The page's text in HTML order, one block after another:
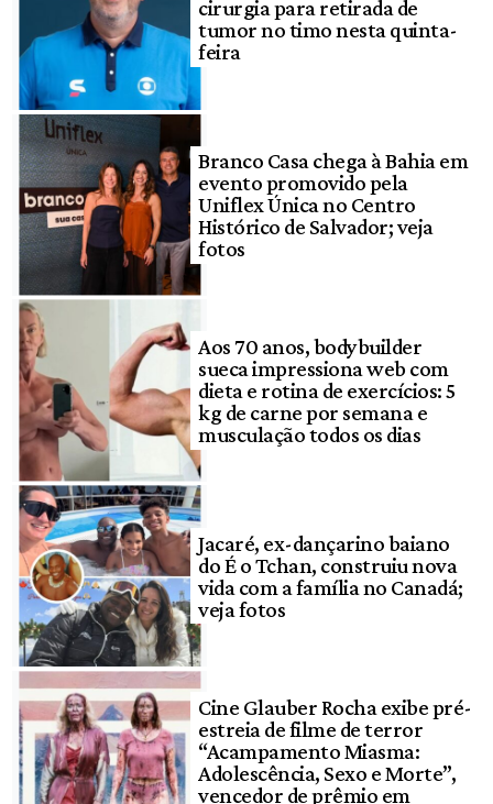
cirurgia para retirada de
tumor no timo nesta quinta-
feira
Branco Casa chega à Bahia em
evento promovido pela
Uniflex Única no Centro
Histórico de Salvador; veja
fotos
Aos 70 anos, bodybuilder
sueca impressiona web com
dieta e rotina de exercícios: 5
kg de carne por semana e
musculação todos os dias
Jacaré, ex-dançarino baiano
do É o Tchan, construiu nova
vida com a família no Canadá;
veja fotos
Cine Glauber Rocha exibe pré-
estreia de filme de terror
“Acampamento Miasma:
Adolescência, Sexo e Morte”,
vencedor de prêmio em